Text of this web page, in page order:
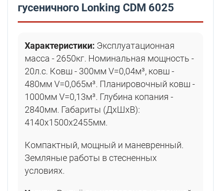
гусеничного Lonking CDM 6025
Характеристики: Эксплуатационная
масса - 2650кг. Номинальная мощность -
20л.с. Ковш - 300мм V=0,04м³, ковш -
480мм V=0,065м³. Планировочный ковш -
1000мм V=0,13м³. Глубина копания -
2840мм. Габариты (ДхШхВ):
4140х1500х2455мм.
Компактный, мощный и маневренный.
Земляные работы в стесненных
условиях.